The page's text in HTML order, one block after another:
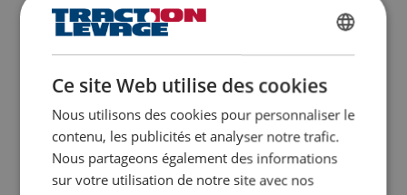
Plage de température d'utilisation:
Finition:
Note:
Moufle de grue 1 poulie
FRB
Utilisée pour des grues "terrestres", téléscopiques et à chenilles
Convient lorsque la hauteur de levage est limitée
Moufle de grue 2 poulies
FRB
Matériau : Poulies en fer coulées à froid
Ce site Web utilise des cookies
Nous utilisons des cookies pour personnaliser le
contenu, les publicités et analyser notre trafic.
Nous partageons également des informations
sur votre utilisation de notre site avec nos